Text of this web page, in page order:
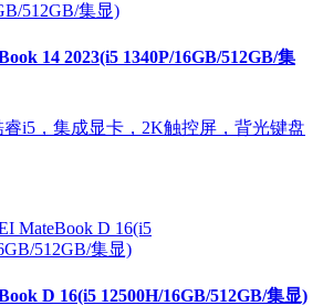
14 2023(i5 1340P/16GB/512GB/集
i5，集成显卡，2K触控屏，背光键盘
D 16(i5 12500H/16GB/512GB/集显)